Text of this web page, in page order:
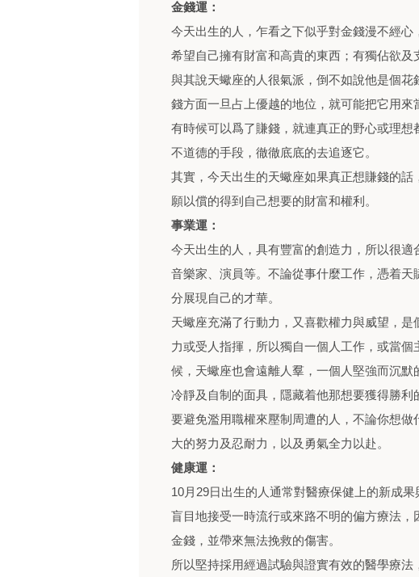
金錢運：
今天出生的人，乍看之下似乎對金錢漫不經
希望自己擁有財富和高貴的東西；有獨佔欲及
與其說天蠍座的人很氣派，倒不如說他是個
錢方面一旦占上優越的地位，就可能把它用來
有時候可以爲了賺錢，就連真正的野心或理
不道德的手段，徹徹底底的去追逐它。
其實，今天出生的天蠍座如果真正想賺錢的
願以償的得到自己想要的財富和權利。
事業運：
今天出生的人，具有豐富的創造力，所以很適
音樂家、演員等。不論從事什麼工作，憑着
分展現自己的才華。
天蠍座充滿了行動力，又喜歡權力與威望，
力或受人指揮，所以獨自一個人工作，或當
候，天蠍座也會遠離人羣，一個人堅強而沉
冷靜及自制的面具，隱藏着他那想要獲得勝利
要避免濫用職權來壓制周遭的人，不論你想
大的努力及忍耐力，以及勇氣全力以赴。
健康運：
10月29日出生的人通常對醫療保健上的新成
盲目地接受一時流行或來路不明的偏方療法
金錢，並帶來無法挽救的傷害。
所以堅持採用經過試驗與證實有效的醫學療